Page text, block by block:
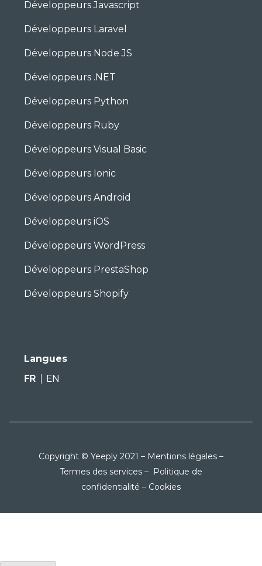
Développeurs Javascript
Développeurs Laravel
Développeurs Node JS
Développeurs .NET
Développeurs Python
Développeurs Ruby
Développeurs Visual Basic
Développeurs Ionic
Développeurs Android
Développeurs iOS
Développeurs WordPress
Développeurs PrestaShop
Développeurs Shopify
Langues
FR
EN
Copyright © Yeeply 2021 – Mentions légales –
Termes des services – Politique de
confidentialité – Cookies